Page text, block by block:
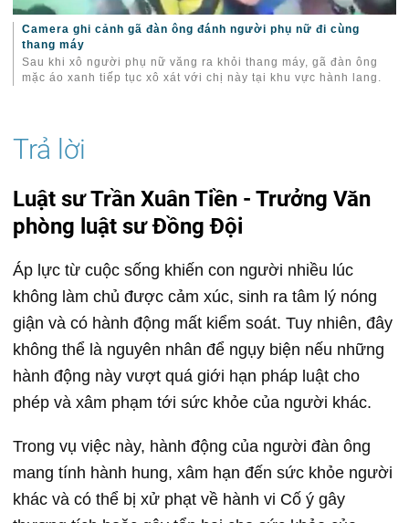
Camera ghi cảnh gã đàn ông đánh người phụ nữ đi cùng
thang máy
Sau khi xô người phụ nữ văng ra khỏi thang máy, gã đàn ông
mặc áo xanh tiếp tục xô xát với chị này tại khu vực hành lang.
Luật sư Trần Xuân Tiền - Trưởng Văn
phòng luật sư Đồng Đội
Áp lực từ cuộc sống khiến con người nhiều lúc
không làm chủ được cảm xúc, sinh ra tâm lý nóng
giận và có hành động mất kiểm soát. Tuy nhiên, đây
không thể là nguyên nhân để ngụy biện nếu những
hành động này vượt quá giới hạn pháp luật cho
phép và xâm phạm tới sức khỏe của người khác.
Trong vụ việc này, hành động của người đàn ông
mang tính hành hung, xâm hạn đến sức khỏe người
khác và có thể bị xử phạt về hành vi Cố ý gây